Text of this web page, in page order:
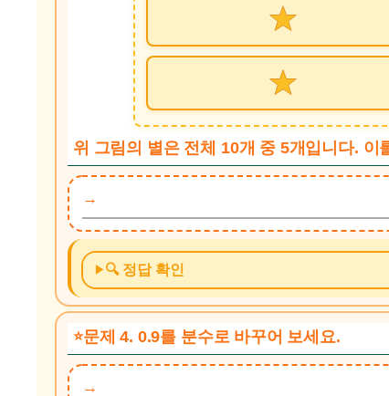
위 그림의 별은 전체 10개 중 5개입니다. 이
🔍 정답 확인
문제 4. 0.9를 분수로 바꾸어 보세요.